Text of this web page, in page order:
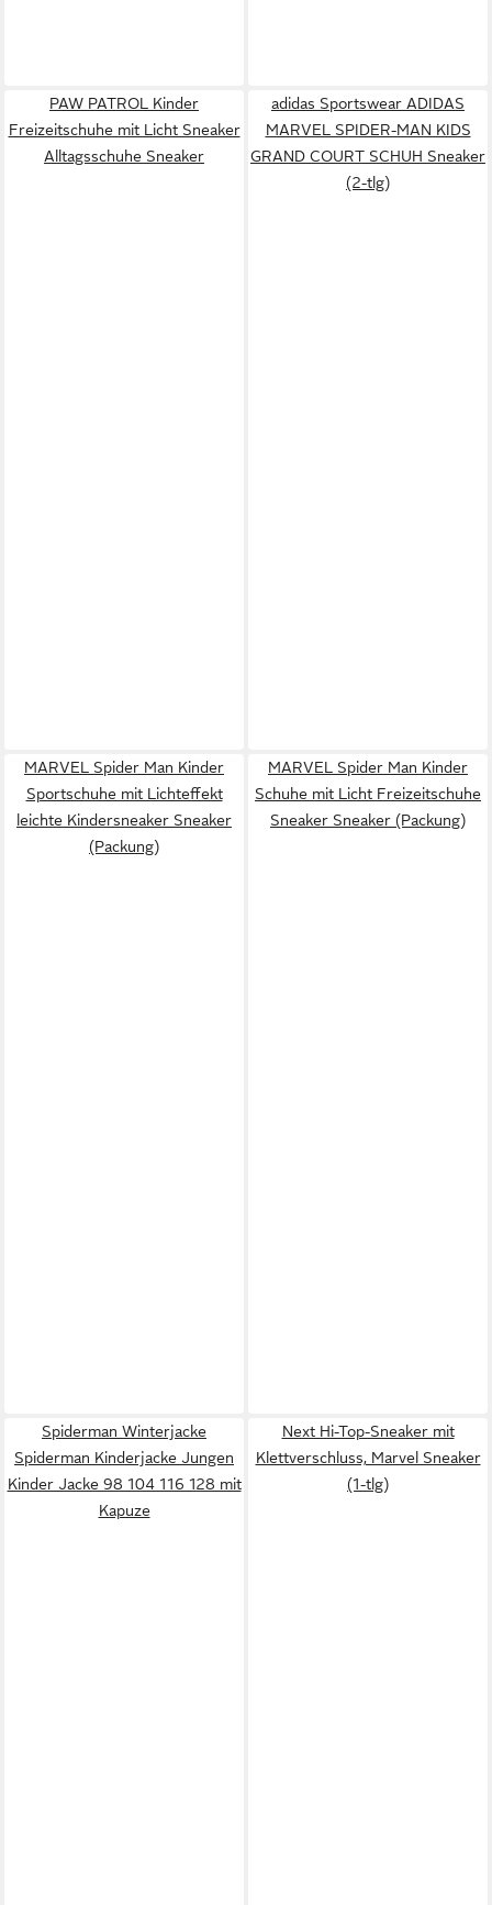
PAW PATROL Kinder
Freizeitschuhe mit Licht Sneaker
Alltagsschuhe Sneaker
adidas Sportswear ADIDAS
MARVEL SPIDER-MAN KIDS
GRAND COURT SCHUH Sneaker
(2-tlg)
MARVEL Spider Man Kinder
Sportschuhe mit Lichteffekt
leichte Kindersneaker Sneaker
(Packung)
MARVEL Spider Man Kinder
Schuhe mit Licht Freizeitschuhe
Sneaker Sneaker (Packung)
Spiderman Winterjacke
Spiderman Kinderjacke Jungen
Kinder Jacke 98 104 116 128 mit
Kapuze
Next Hi-Top-Sneaker mit
Klettverschluss, Marvel Sneaker
(1-tlg)